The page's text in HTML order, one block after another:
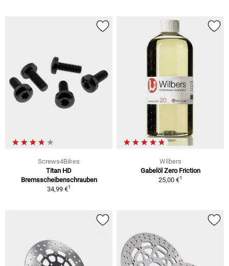
Screws4Bikes
Titan HD
Bremsscheibenschrauben
34,99 €1
Wilbers
Gabelöl Zero Friction
25,00 €1